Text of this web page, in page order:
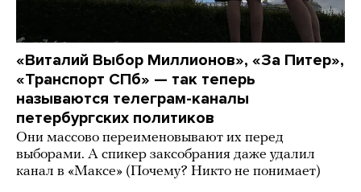
«Виталий Выбор Миллионов», «За Питер»,
«Транспорт СПб» — так теперь
называются телеграм-каналы
петербургских политиков
Они массово переименовывают их перед
выборами. А спикер заксобрания даже удалил
канал в «Максе» (Почему? Никто не понимает)